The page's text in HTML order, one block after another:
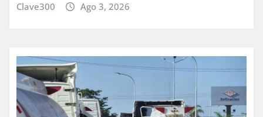
Clave300 Ago 3, 2026